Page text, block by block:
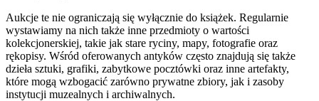
Aukcje te nie ograniczają się wyłącznie do książek. Regularnie
wystawiamy na nich także inne przedmioty o wartości
kolekcjonerskiej, takie jak stare ryciny, mapy, fotografie oraz
rękopisy. Wśród oferowanych antyków często znajdują się także
dzieła sztuki, grafiki, zabytkowe pocztówki oraz inne artefakty,
które mogą wzbogacić zarówno prywatne zbiory, jak i zasoby
instytucji muzealnych i archiwalnych.